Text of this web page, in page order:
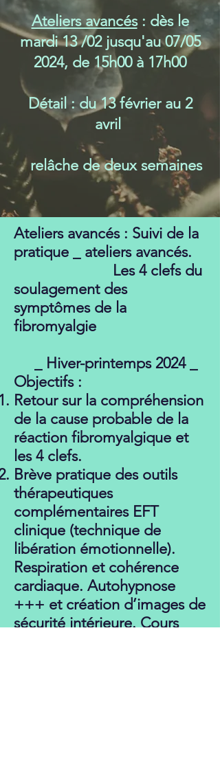
Ateliers avancés: dès le
mardi 13 /02 jusqu'au 07/05
2024, de 15h00 à 17h00
Détail : du 13 février au 2
avril
relâche de deux semaines
Ateliers avancés : Suivi de la
pratique _ ateliers avancés.
Les 4 clefs du
soulagement des
symptômes de la
fibromyalgie
_ Hiver-printemps 2024 _
Objectifs :
Retour sur la compréhension
de la cause probable de la
réaction fibromyalgique et
les 4 clefs.
Brève pratique des outils
thérapeutiques
complémentaires EFT
clinique (technique de
libération émotionnelle).
Respiration et cohérence
cardiaque. Autohypnose
+++ et création d’images de
sécurité intérieure. Cours